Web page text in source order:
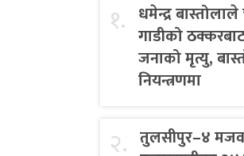
१. धमेन्द्र
गाडीको
जनाको मृत्यु,
नियन्त्रणमा
२. तुलसीपुर–४